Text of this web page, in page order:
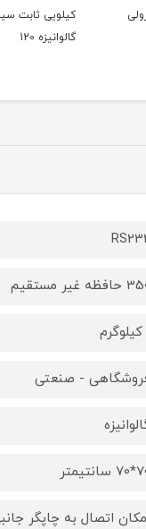
کیلویی ثابت
گالوانیزه 120
غیر مستقیم
- صنعتی
اتصال به چاپگر